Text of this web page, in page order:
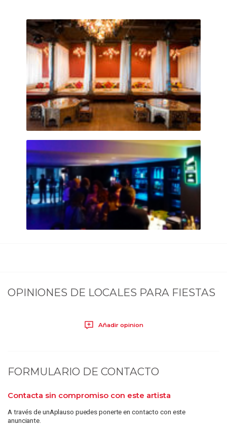
OPINIONES DE LOCALES PARA FIESTAS
Añadir opinion
FORMULARIO DE CONTACTO
Contacta sin compromiso con este artista
A través de unAplauso puedes ponerte en contacto con este
anunciante.